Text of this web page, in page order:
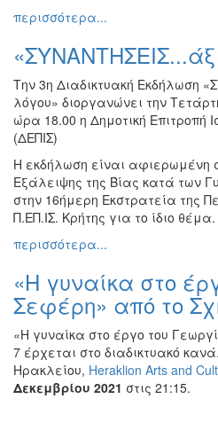
περισσότερα...
Την 3η Διαδικτυακή Εκδήλωση
λόγου» διοργανώνει την
ώρα 18.00 η Δημοτική Επιτροπή
(ΔΕΠΙΣ)
Η εκδήλωση είναι αφιερωμένη
Εξάλειψης της Βίας κατά των
στην 16ήμερη Εκστρατεία της
Π.ΕΠ.ΙΣ. Κρήτης για το ίδιο θέμα.
περισσότερα...
«Η γυναίκα στο
Σεφέρη» από το
«Η γυναίκα στο έργο του
7 έρχεται στο διαδικτυακό
Ηρακλείου, Heraklion Arts and
Δεκεμβρίου 2021 στις 21:15.